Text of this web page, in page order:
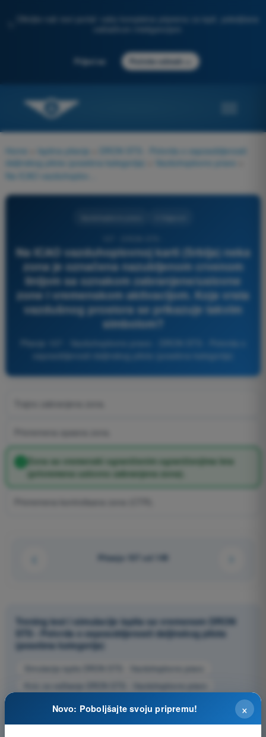
Otkrijte naš novi portal: vaša kompletna priprema za ispit, poboljšana
Prijavi se Počnite odmah
Home Ispitna pitanja
DRON STS - Potvrda o osposobljenosti
daljinskog pilota (posebna kategorija)
Vazduhoplovno pravo
Na ICAO vazduhoplovnoj karti (Srbija) neka
zona je označena nazubljenom crvenom
linijom sa oznakom zabranjene/uslovne
zone i vremenskom aktivacijom. Koja vrsta
vazdušnog prostora se prikazuje takvim
simbolom?
Zona sa vremenski ograničenim ograničenjima leta
(privremena uslovno zabranjena zona).
Pitanje 107 od 149
Trening test i simulacije ispita sa vremenom DRON
STS - Potvrda o osposobljenosti daljinskog pilota
(posebna kategorija)
Simulacija ispita DRON STS - Vazduhoplovno pravo
Kviz za vežbanje DRON STS - Vazduhoplovno pravo
Ispit u PDF formatu DRON STS - Vazduhoplovno pravo
×
Novo: Poboljšajte svoju pripremu!